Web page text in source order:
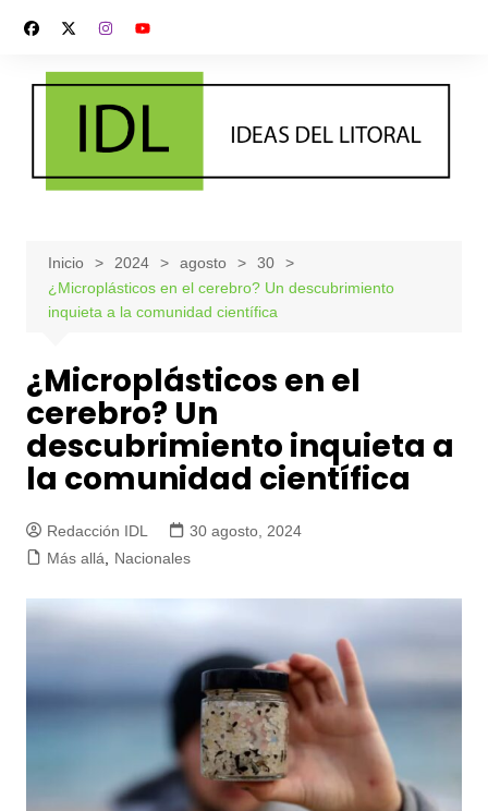
contenido
Inicio 2024 agosto
30
¿Microplásticos en el cerebro? Un descubrimiento
inquieta a la comunidad científica
¿Microplásticos en el
cerebro? Un
descubrimiento inquieta a
la comunidad científica
Redacción IDL
30 agosto, 2024
Más allá, Nacionales